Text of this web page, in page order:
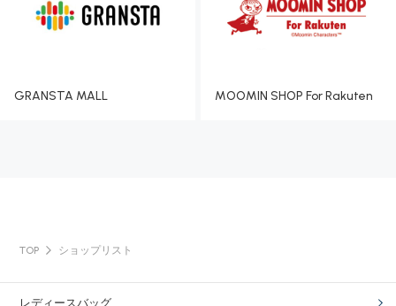
GRANSTA MALL MOOMIN SHOP For Rakuten
TOP ショップリスト
レディースバッグ